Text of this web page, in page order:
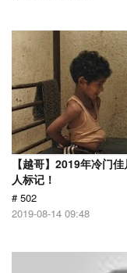
【越哥】2019年冷门
人标记！
# 502
2019-08-14 09:48